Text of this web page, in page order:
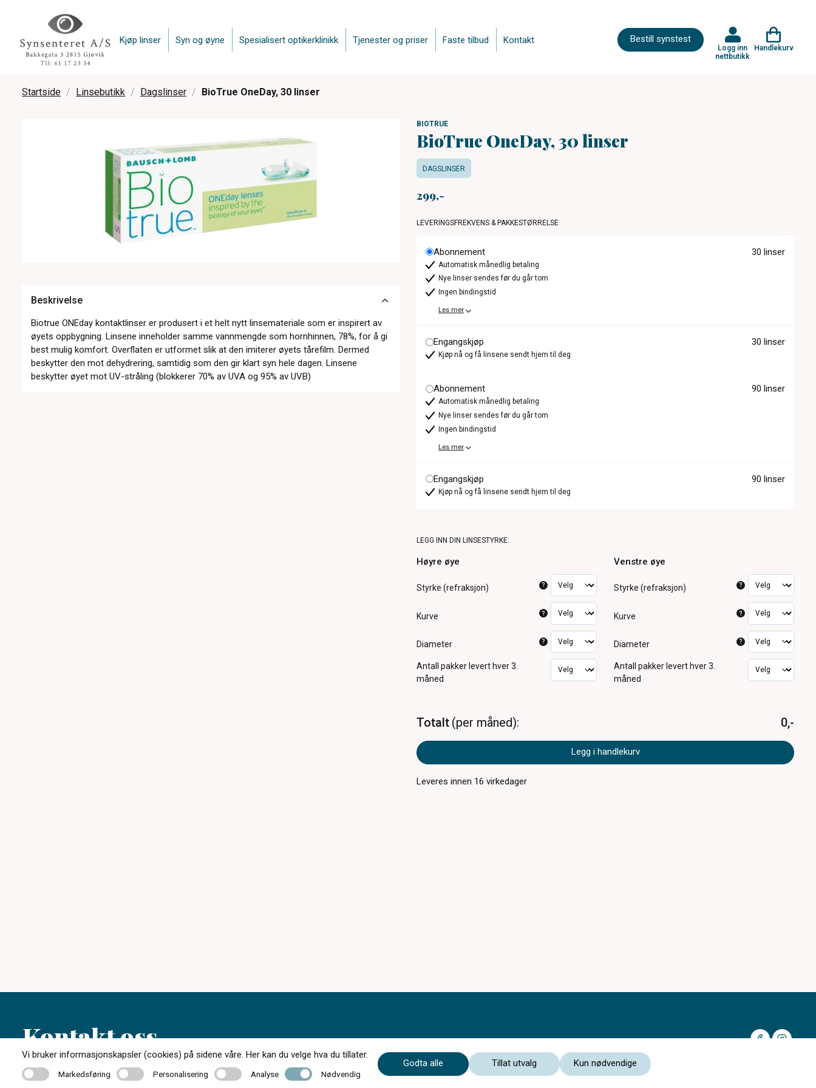
Bestill synstest
Kjøp linser Syn og øyne Spesialisert optikerklinikk Tjenester og priser Faste tilbud Kontakt
Logg inn
nettbutikk
Handlekurv
Startside Linsebutikk Dagslinser BioTrue OneDay, 30 linser
Beskrivelse
Biotrue ONEday kontaktlinser er produsert i et helt nytt linsemateriale som er inspirert av
øyets oppbygning. Linsene inneholder samme vannmengde som hornhinnen, 78%, for å gi
best mulig komfort. Overflaten er utformet slik at den imiterer øyets tårefilm. Dermed
beskytter den mot dehydrering, samtidig som den gir klart syn hele dagen. Linsene
beskytter øyet mot UV-stråling (blokkerer 70% av UVA og 95% av UVB)
BIOTRUE
BioTrue OneDay, 30 linser
DAGSLINSER
299
LEVERINGSFREKVENS & PAKKESTØRRELSE
Abonnement 30 linser
Automatisk månedlig betaling
Nye linser sendes før du går tom
Ingen bindingstid
Les mer
Engangskjøp 30 linser
Kjøp nå og få linsene sendt hjem til deg
Abonnement 90 linser
Automatisk månedlig betaling
Nye linser sendes før du går tom
Ingen bindingstid
Les mer
Engangskjøp 90 linser
Kjøp nå og få linsene sendt hjem til deg
LEGG INN DIN LINSESTYRKE:
Høyre øye
Styrke (refraksjon) ?
Kurve ?
Diameter ?
Antall pakker levert hver 3.
måned
Venstre øye
Styrke (refraksjon) ?
Kurve ?
Diameter ?
Antall pakker levert hver 3.
måned
Totalt per måned 0,-
Legg i handlekurv
Leveres innen 16 virkedager
Kontakt oss
61 17 23 34
Vi bruker informasjonskapsler (cookies) på sidene våre. Her kan du velge hva du tillater.
MarkedsføringMarkedsføring PersonaliseringPersonalisering Analyse Analyse Nødvendig Nødvendig
Godta alle Tillat utvalg Kun nødvendige